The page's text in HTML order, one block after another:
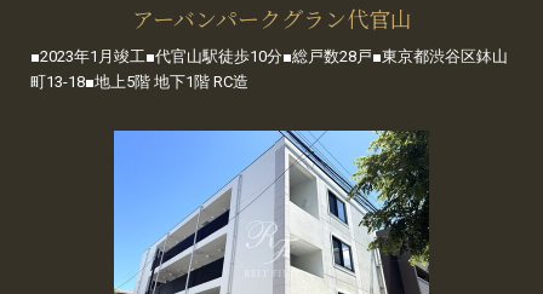
アーバンパークグラン代官山
■2023年1月竣工■代官山駅徒歩10分■総戸数28戸■東京都渋谷区鉢山
町13-18■地上5階 地下1階 RC造